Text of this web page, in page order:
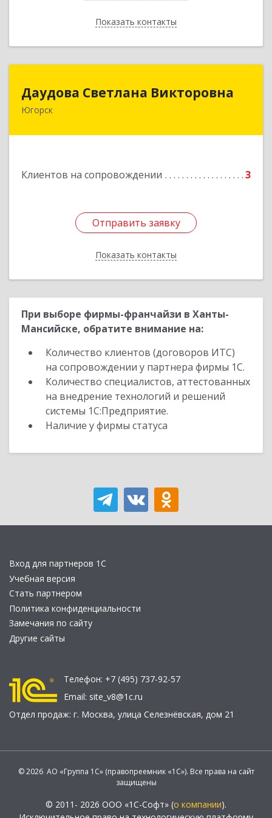
Показать контакты
Назад
Даудова Светлана Викторовна
Югорск
Клиентов на сопровождении 3
Отправить заявку
Показать контакты
Отправить заявку
Назад
При выборе фирмы-франчайзи в Ханты-
Мансийске, обратите внимание на:
Количество клиентов (договоров ИТС)
на сопровождении у партнера фирмы 1С.
Количество специалистов, аттестованных
на внедрение технологий и решений
системы 1С:Предприятие.
Наличие у фирмы статуса
Вход для партнеров 1С
Учебная версия
Стать партнером
Политика конфиденциальности
Замечания по сайту
Другие сайты
Телефон: +7 (495) 737-92-57
Email: site_v8@1c.ru
Отдел продаж: г. Москва, улица Селезнёвская, дом 21
© 2026 АО «Группа 1С» (правопреемник «1С»). Все права на сайт
защищены
© 2011- 2026 ООО «1С-Софт» (о компании).